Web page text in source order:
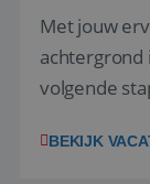
Met jouw
achtergrond
volgende
wensen van
BEKIJK